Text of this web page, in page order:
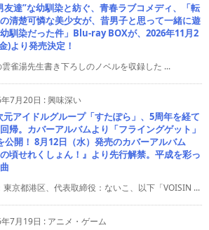
友達”な幼馴染と紡ぐ、青春ラブコメディ、「転
清楚可憐な美少女が、昔男子と思って一緒に遊
馴染だった件」Blu-ray BOXが、2026年11月2
)より発売決定！
雀湯先生書き下ろしのノベルを収録した ...
7月20日 :興味深い
元アイドルグループ「すたぽら」、5周年を経て
帰。カバーアルバムより「フライングゲット」
公開！ 8月12日（水）発売のカバーアルバム
の頃せれくしょん！』より先行解禁。平成を彩っ
京都港区、代表取締役：ないこ、以下「VOISIN ...
7月19日 : アニメ・ゲーム